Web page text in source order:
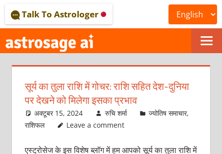
to
content
ONLINE
ASTROLOGICAL
JOURNAL
–
ASTROSAGE
Talk To Astrologer
सूर्य का तुला राशि में गोचर: राशि सहित देश-दुनिया
पर देखने को मिलेगा इसका प्रभाव
अक्टूबर 15, 2024 रुचि शर्मा ज्योतिष समाचार,
राशिफल
Leave a comment
एस्ट्रोसेज के इस विशेष ब्लॉग में हम आपको सूर्य का तुला राशि में